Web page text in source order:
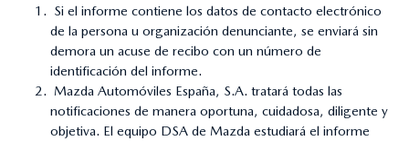
Si el informe contiene los datos de contacto electrónico
de la persona u organización denunciante, se enviará sin
demora un acuse de recibo con un número de
identificación del informe.
Mazda Automóviles España, S.A. tratará todas las
notificaciones de manera oportuna, cuidadosa, diligente y
objetiva. El equipo DSA de Mazda estudiará el informe